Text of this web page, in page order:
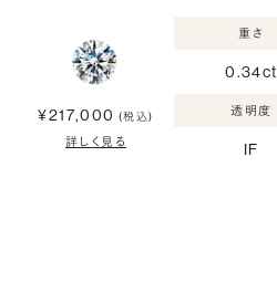
¥217,000 (税込)
詳しく見る
重さ
0.34ct
透明度
IF